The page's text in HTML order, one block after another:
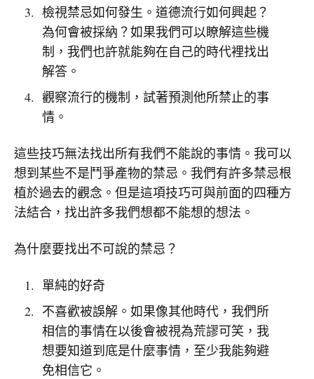
檢視禁忌如何發生。道德流行如何興起？
為何會被採納？如果我們可以瞭解這些機
制，我們也許就能夠在自己的時代裡找出
解答。
觀察流行的機制，試著預測他所禁止的事
情。
這些技巧無法找出所有我們不能說的事情。我可以
想到某些不是鬥爭產物的禁忌。我們有許多禁忌根
植於過去的觀念。但是這項技巧可與前面的四種方
法結合，找出許多我們想都不能想的想法。
為什麼要找出不可說的禁忌？
單純的好奇
不喜歡被誤解。如果像其他時代，我們所
相信的事情在以後會被視為荒謬可笑，我
想要知道到底是什麼事情，至少我能夠避
免相信它。